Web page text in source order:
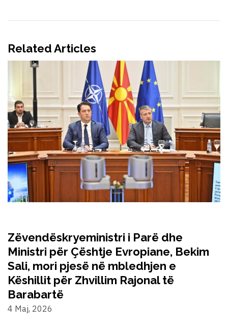
Related Articles
Zëvendëskryeministri i Parë dhe
Ministri për Çështje Evropiane, Bekim
Sali, mori pjesë në mbledhjen e
Këshillit për Zhvillim Rajonal të
Barabartë
4 Maj, 2026